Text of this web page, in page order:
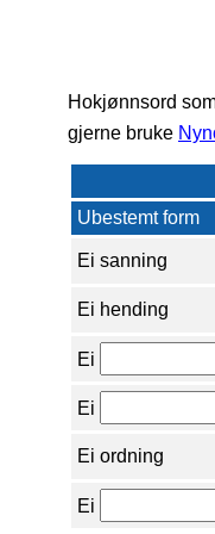
Hokjønnsord
gjerne bruke
Ubestemt form
Ei sanning
Ei hending
Ei
Ei
Ei ordning
Ei